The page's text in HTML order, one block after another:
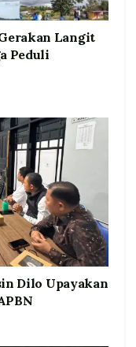
Langit
Peduli
Dilo Upayakan